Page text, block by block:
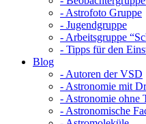
- Astrofoto Gruppe
- Jugendgruppe
- Arbeitsgruppe
- Tipps für den
Blog
- Autoren der VSD
- Astronomie mit
- Astronomie ohne
- Astronomische